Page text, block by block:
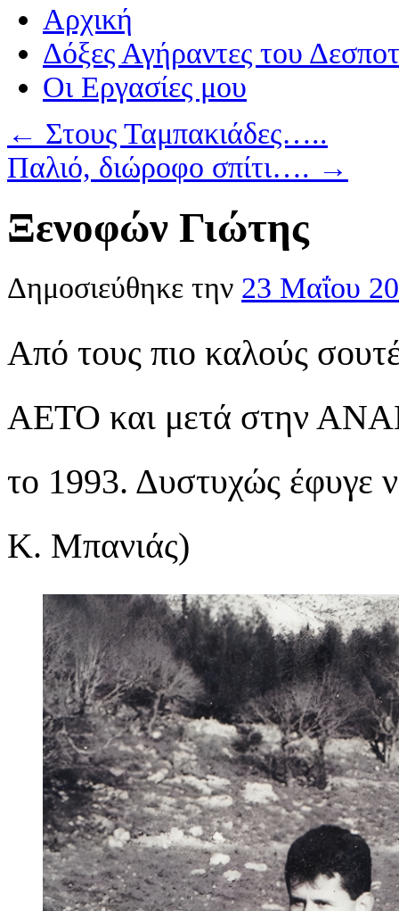
Αρχική
Δόξες Αγήραντες του
Οι Eργασίες μου
← Στους Ταμπακιάδες…..
Παλιό, διώροφο σπίτι…. →
Ξενοφών Γιώτης
Δημοσιεύθηκε την 23 Μαΐου
Από τους πιο καλούς
ΑΕΤΟ και μετά στην
το 1993. Δυστυχώς
Κ. Μπανιάς)